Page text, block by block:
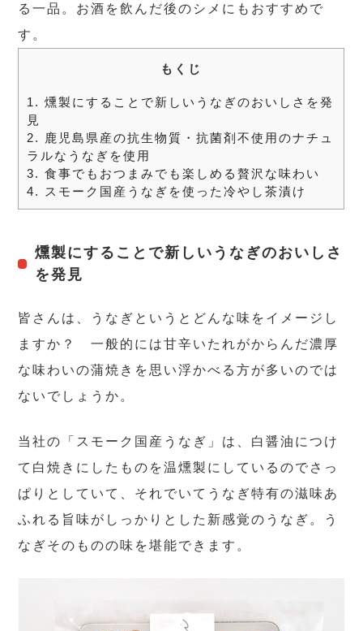
る一品。お酒を飲んだ後のシメにもおすすめで
す。
もくじ
1. 燻製にすることで新しいうなぎのおいしさを発
見
2. 鹿児島県産の抗生物質・抗菌剤不使用のナチュ
ラルなうなぎを使用
3. 食事でもおつまみでも楽しめる贅沢な味わい
4. スモーク国産うなぎを使った冷やし茶漬け
燻製にすることで新しいうなぎのおいしさ
を発見
皆さんは、うなぎというとどんな味をイメージし
ますか？ 一般的には甘辛いたれがからんだ濃厚
な味わいの蒲焼きを思い浮かべる方が多いのでは
ないでしょうか。
当社の「スモーク国産うなぎ」は、白醤油につけ
て白焼きにしたものを温燻製にしているのでさっ
ぱりとしていて、それでいてうなぎ特有の滋味あ
ふれる旨味がしっかりとした新感覚のうなぎ。う
なぎそのものの味を堪能できます。